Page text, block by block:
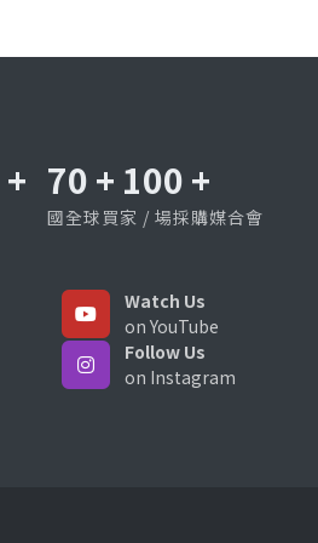
+ 70 + 100 +
國全球買家 / 場採購媒合會
Watch Us
on YouTube
Follow Us
on Instagram